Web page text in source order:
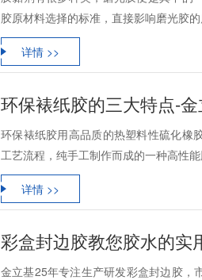
胶原材料选择的标准，直接影响磨光胶
详情 >>
环保裱纸胶的三大特点-
环保裱纸胶用高品质的热塑料性硫化橡
工艺流程，纯手工制作而成的一种高性
详情 >>
彩盒封边胶教您胶水的实
金立基25年专注生产研发彩盒封边胶，